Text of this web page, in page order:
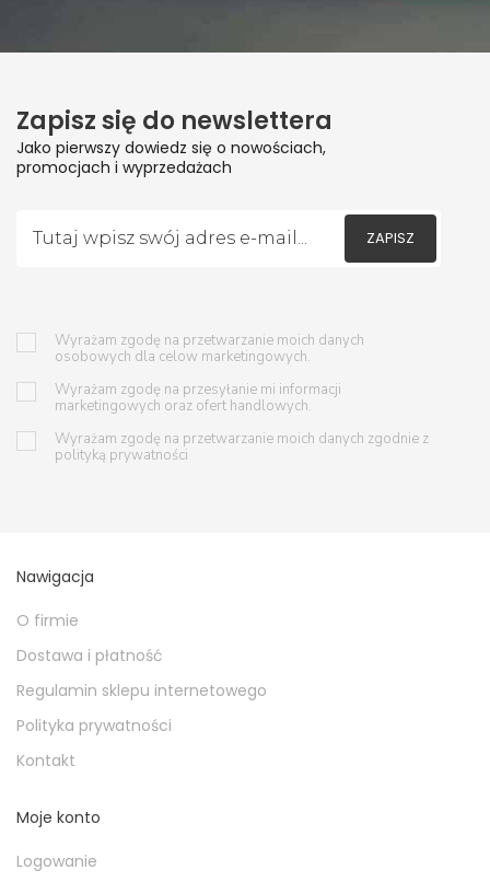
Zapisz się do newslettera
Jako pierwszy dowiedz się o nowościach,
promocjach i wyprzedażach
ZAPISZ
Wyrażam zgodę na przetwarzanie moich danych
osobowych dla celow marketingowych.
Wyrażam zgodę na przesyłanie mi informacji
marketingowych oraz ofert handlowych.
Wyrażam zgodę na przetwarzanie moich danych zgodnie z
polityką prywatności
Nawigacja
O firmie
Dostawa i płatność
Regulamin sklepu internetowego
Polityka prywatności
Kontakt
Moje konto
Logowanie